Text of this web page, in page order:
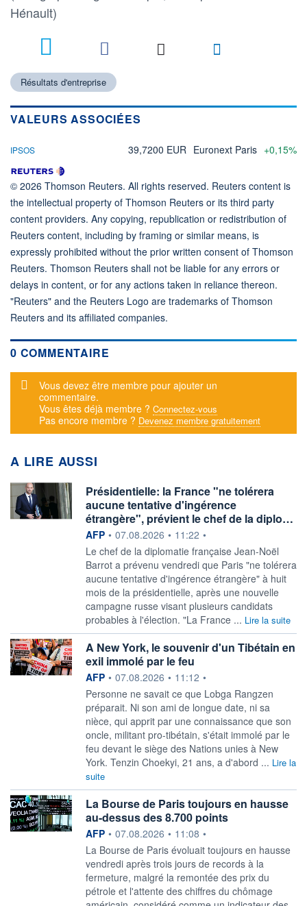
Hénault)
Résultats d'entreprise
VALEURS ASSOCIÉES
IPSOS 39,7200 EUR Euronext Paris +0,15%
© 2026 Thomson Reuters. All rights reserved. Reuters content is
the intellectual property of Thomson Reuters or its third party
content providers. Any copying, republication or redistribution of
Reuters content, including by framing or similar means, is
expressly prohibited without the prior written consent of Thomson
Reuters. Thomson Reuters shall not be liable for any errors or
delays in content, or for any actions taken in reliance thereon.
"Reuters" and the Reuters Logo are trademarks of Thomson
Reuters and its affiliated companies.
0 COMMENTAIRE
Message d'alerte
Vous devez être membre pour ajouter un
commentaire.
Vous êtes déjà membre ? Connectez-vous
Pas encore membre ? Devenez membre gratuitement
A LIRE AUSSI
Présidentielle: la France "ne tolérera
aucune tentative d'ingérence
étrangère", prévient le chef de la diplo…
information fournie par
AFP • 07.08.2026 • 11:22 •
Le chef de la diplomatie française Jean-Noël
Barrot a prévenu vendredi que Paris "ne tolérera
aucune tentative d'ingérence étrangère" à huit
mois de la présidentielle, après une nouvelle
campagne russe visant plusieurs candidats
probables à l'élection. "La France ... Lire la suite
A New York, le souvenir d'un Tibétain en
exil immolé par le feu
information fournie par
AFP • 07.08.2026 • 11:12 •
Personne ne savait ce que Lobga Rangzen
préparait. Ni son ami de longue date, ni sa
nièce, qui apprit par une connaissance que son
oncle, militant pro-tibétain, s'était immolé par le
feu devant le siège des Nations unies à New
York. Tenzin Choekyi, 21 ans, a d'abord ... Lire la
suite
La Bourse de Paris toujours en hausse
au-dessus des 8.700 points
information fournie par
AFP • 07.08.2026 • 11:08 •
La Bourse de Paris évoluait toujours en hausse
vendredi après trois jours de records à la
fermeture, malgré la remontée des prix du
pétrole et l'attente des chiffres du chômage